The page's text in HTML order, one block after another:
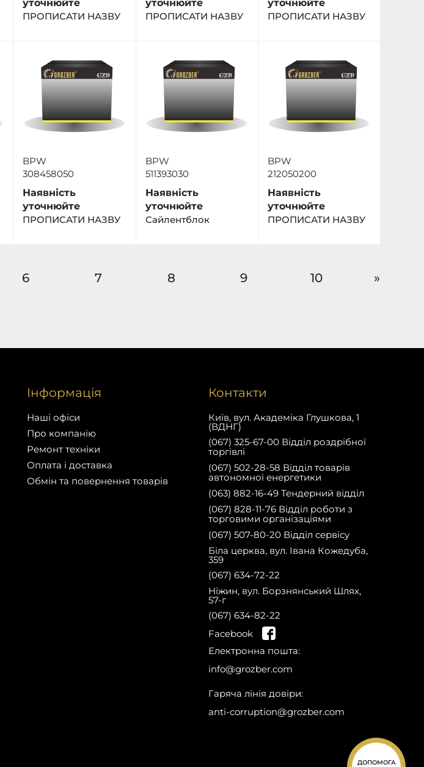
уточнюйте
ПРОПИСАТИ НАЗВУ
уточнюйте
ПРОПИСАТИ НАЗВУ
уточнюйте
ПРОПИСАТИ НАЗВУ
BPW
308458050
Наявність
уточнюйте
ПРОПИСАТИ НАЗВУ
BPW
511393030
Наявність
уточнюйте
Сайлентблок
BPW
212050200
Наявність
уточнюйте
ПРОПИСАТИ НАЗВУ
6 7 8 9 10 »
ДОПОМОГА
Інформація
Наші офіси
Про компанію
Ремонт техніки
Оплата і доставка
Обмін та повернення товарів
Контакти
Київ, вул. Академіка Глушкова, 1
(ВДНГ)
(067) 325-67-00 Відділ роздрібної
торгівлі
(067) 502-28-58 Відділ товарів
автономної енергетики
(063) 882-16-49 Тендерний відділ
(067) 828-11-76 Відділ роботи з
торговими організаціями
(067) 507-80-20 Відділ сервісу
Біла церква, вул. Івана Кожедуба,
359
(067) 634-72-22
Ніжин, вул. Борзнянський Шлях,
57-г
(067) 634-82-22
Facebook
Електронна пошта:
info@grozber.com
Гаряча лінія довіри:
anti-corruption@grozber.com
Зареєструйсяна сайті та отримай
знижку 10% на запчастини на першу